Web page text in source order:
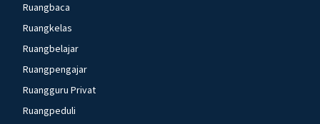
Ruangbaca
Ruangkelas
Ruangbelajar
Ruangpengajar
Ruangguru Privat
Ruangpeduli